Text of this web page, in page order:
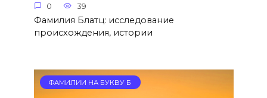
0 39
Фамилия Блатц: исследование
происхождения, истории
ФАМИЛИИ НА БУКВУ Б